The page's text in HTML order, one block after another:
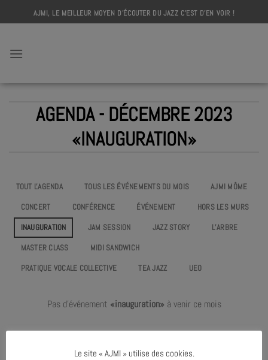
to
AJMI, LE MEILLEUR MOYEN D'ÉCOUTER DU JAZZ C'EST D'EN VOIR !
AGENDA - DÉCEMBRE 2023
«INAUGURATION»
TOUT L'AGENDA TOUS LES ÉVÉNEMENTS DU MOIS
AJMI MÔME
CONCERT
CONFÉRENCE ÉVÉNEMENT
HORS LES MURS
INAUGURATION
JAM SESSION JAZZ STORY
L’ARBRE
MASTER CLASS
MIDI SANDWICH
PRATIQUE VOCALE COLLECTIVE
TEA JAZZ UEO
Pas d'événement «inauguration» à venir ce mois
Le site « AJMI » utilise des cookies.